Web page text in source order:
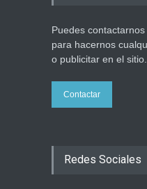
Puedes
para hacernos
o publicitar en el sitio.
Contactar
Redes Sociales